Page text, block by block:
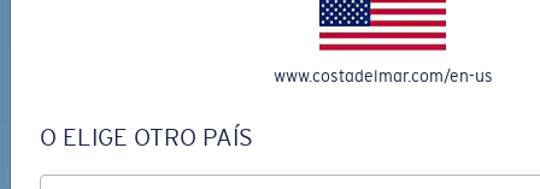
AJOUTER AU
PANIER
www.costadelmar.com/en-us
O ELIGE OTRO PAÍS